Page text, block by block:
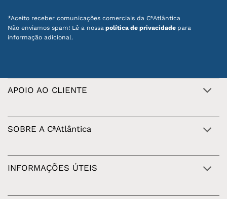
*Aceito receber comunicações comerciais da CªAtlântica
Não enviamos spam! Lê a nossa política de privacidade para
informação adicional.
APOIO AO CLIENTE
SOBRE A CªAtlântica
INFORMAÇÕES ÚTEIS